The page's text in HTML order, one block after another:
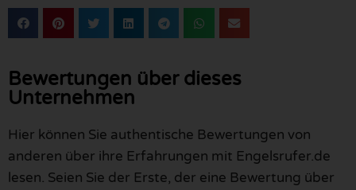
Bewertungen über dieses
Unternehmen
Hier können Sie authentische Bewertungen von
anderen über ihre Erfahrungen mit Engelsrufer.de
lesen. Seien Sie der Erste, der eine Bewertung über